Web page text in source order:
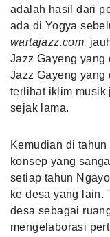
adalah hasil dari
ada di Yogya
wartajazz.com,
Jazz Gayeng yang
Jazz Gayeng
terlihat iklim musik
sejak lama.
Kemudian di
konsep yang
setiap tahun
ke desa yang lain.
desa sebagai
mengelaborasi